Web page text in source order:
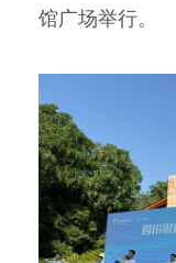
馆广场举行。